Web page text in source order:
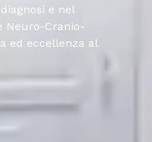
e nel
Neuro-Cranio-
ed eccellenza al